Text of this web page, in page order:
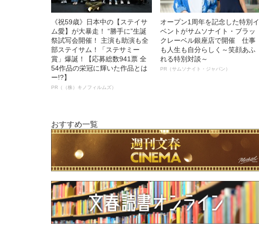
《祝59歳》日本中の【ステイサ
ム愛】が大暴走！ “勝手に”生誕
祭試写会開催！ 主演も助演も全
部ステイサム！「ステサミー
賞」爆誕！【応募総数941票 全
54作品の栄冠に輝いた作品とは
ー!?】
PR（（株）キノフィルムズ）
オープン1周年を記念した特別イ
ベントがサムソナイト・ブラッ
クレーベル銀座店で開催 仕事
も人生も自分らしく～笑顔あふ
れる特別対談～
PR（サムソナイト・ジャパン）
おすすめ一覧